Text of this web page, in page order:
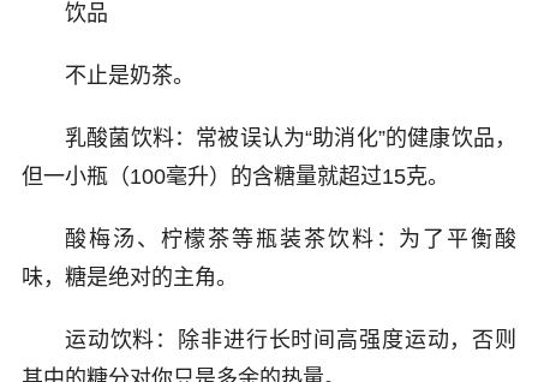
饮品
不止是奶茶。
乳酸菌饮料：常被误认为“助消化”的健康饮品，
但一小瓶（100毫升）的含糖量就超过15克。
酸梅汤、柠檬茶等瓶装茶饮料：为了平衡酸
味，糖是绝对的主角。
运动饮料：除非进行长时间高强度运动，否则